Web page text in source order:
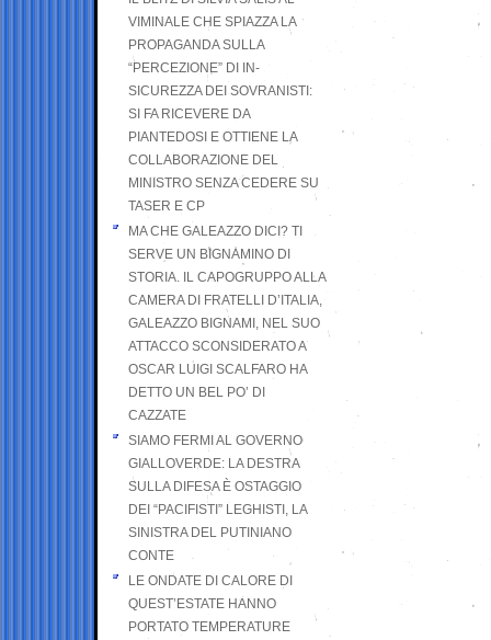
VIMINALE CHE SPIAZZA LA
PROPAGANDA SULLA
“PERCEZIONE” DI IN-
SICUREZZA DEI SOVRANISTI:
SI FA RICEVERE DA
PIANTEDOSI E OTTIENE LA
COLLABORAZIONE DEL
MINISTRO SENZA CEDERE SU
TASER E CP
MA CHE GALEAZZO DICI? TI
SERVE UN BIGNAMINO DI
STORIA. IL CAPOGRUPPO ALLA
CAMERA DI FRATELLI D’ITALIA,
GALEAZZO BIGNAMI, NEL SUO
ATTACCO SCONSIDERATO A
OSCAR LUIGI SCALFARO HA
DETTO UN BEL PO’ DI
CAZZATE
SIAMO FERMI AL GOVERNO
GIALLOVERDE: LA DESTRA
SULLA DIFESA È OSTAGGIO
DEI “PACIFISTI” LEGHISTI, LA
SINISTRA DEL PUTINIANO
CONTE
LE ONDATE DI CALORE DI
QUEST’ESTATE HANNO
PORTATO TEMPERATURE